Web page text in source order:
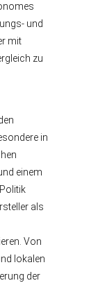
und
mit
zu
in
einem
als
Von
lokalen
der